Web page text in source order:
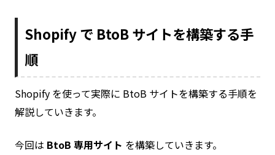
Shopify で BtoB サイトを構築する手
順
Shopify を使って実際に BtoB サイトを構築する手順を
解説していきます。
今回は BtoB 専用サイト を構築していきます。